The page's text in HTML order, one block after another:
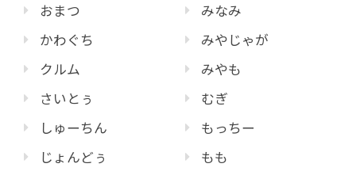
おまつ
かわぐち
クルム
さいとぅ
しゅーちん
じょんどぅ
みなみ
みやじゃが
みやも
むぎ
もっちー
もも